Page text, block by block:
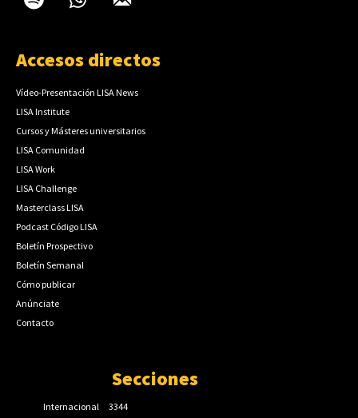
Accesos directos
Vídeo-Presentación LISA News
LISA Institute
Cursos y Másteres universitarios
LISA Comunidad
LISA Work
LISA Challenge
Masterclass LISA
Podcast Código LISA
Boletín Prospectivo
Boletín Semanal
Cómo publicar
Anúnciate
Contacto
Secciones
Internacional
3344